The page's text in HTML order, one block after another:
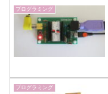
プログラミング
プログラミング